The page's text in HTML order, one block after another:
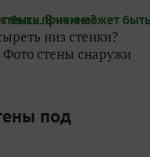
низ стенки?
стены снаружи
под